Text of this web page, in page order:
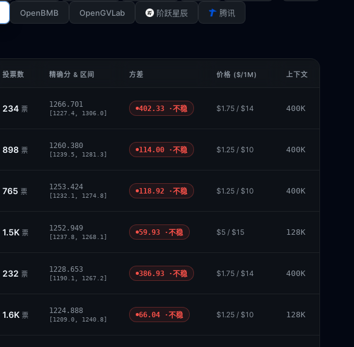
OpenBMB OpenGVLab 阶跃星辰 腾讯
投票数 精确分 & 区间 方差 价格 ($/1M) 上下文
234 票
1266.701
[1227.4, 1306.0]
402.33 ·不稳 $1.75 / $14 400K
898 票
1260.380
[1239.5, 1281.3]
114.00 ·不稳 $1.25 / $10 400K
765 票
1253.424
[1232.1, 1274.8]
118.92 ·不稳 $1.25 / $10 400K
1.5K 票
1252.949
[1237.8, 1268.1]
59.93 ·不稳 $5 / $15 128K
232 票
1228.653
[1190.1, 1267.2]
386.93 ·不稳 $1.75 / $14 400K
1.6K 票
1224.888
[1209.0, 1240.8]
66.04 ·不稳 $1.25 / $10 128K